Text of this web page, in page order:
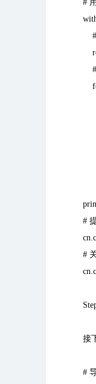
# 用
#
#
#
#
接
#